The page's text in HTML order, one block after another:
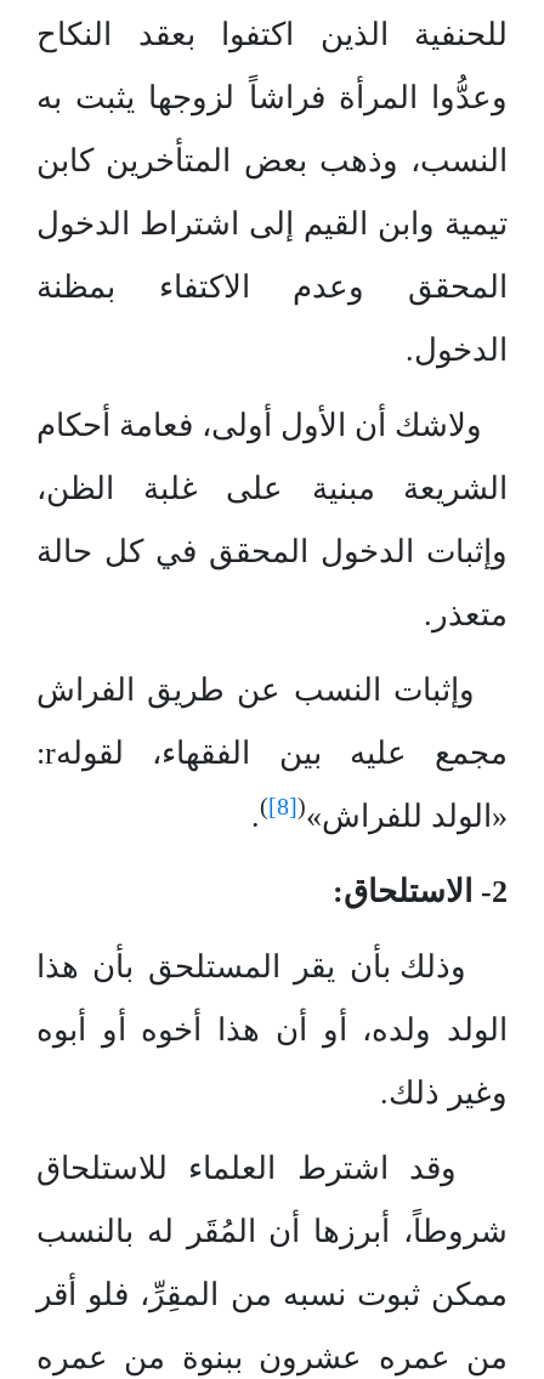
للحنفية الذين اكتفوا بعقد النكاح
وعدُّوا المرأة فراشاً لزوجها يثبت به
النسب، وذهب بعض المتأخرين كابن
تيمية وابن القيم إلى اشتراط الدخول
المحقق وعدم الاكتفاء بمظنة
الدخول.
ولاشك أن الأول أولى، فعامة أحكام
الشريعة مبنية على غلبة الظن،
وإثبات الدخول المحقق في كل حالة
متعذر.
وإثبات النسب عن طريق الفراش
مجمع عليه بين الفقهاء، لقولهr:
«الولد للفراش»(
[8]
)
.
2- الاستلحاق:
وذلك بأن يقر المستلحق بأن هذا
الولد ولده، أو أن هذا أخوه أو أبوه
وغير ذلك.
وقد اشترط العلماء للاستلحاق
شروطاً، أبرزها أن المُقَر له بالنسب
ممكن ثبوت نسبه من المقِرِّ، فلو أقر
من عمره عشرون ببنوة من عمره